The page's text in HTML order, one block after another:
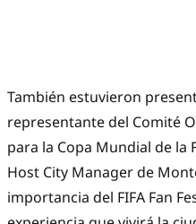
También estuvieron
representante del Comité
para la Copa Mundial de la
Host City Manager de
importancia del FIFA Fan